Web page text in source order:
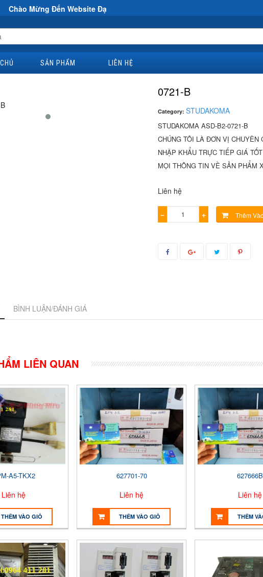
Đến Website Đại Hùng Co
SẢN PHẨM LIÊN HỆ
0721-B
Category: STUDAKOMA
STUDAKOMA ASD-B2-0721-B
CHÚNG TÔI LÀ ĐƠN VỊ
NHẬP KHẨU TRỰC TIẾP GIÁ
MỌI THÔNG TIN VỀ SẢN PHẨM
Liên hệ
− + Thêm
BÌNH LUẬN/ĐÁNH GIÁ
LIÊN QUAN
A5-TKX2
Liên hệ
THÊM VÀO GIỎ
627701-70
Liên hệ
THÊM VÀO GIỎ
627666B
Liên hệ
THÊM